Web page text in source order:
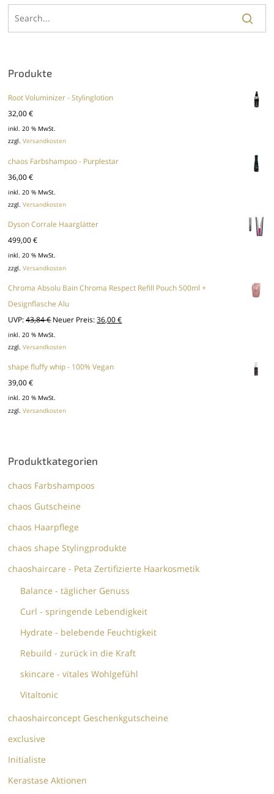
Produkte
Root Voluminizer - Stylinglotion
32,00€
inkl. 20 % MwSt.
zzgl.Versandkosten
chaos Farbshampoo - Purplestar
36,00€
inkl. 20 % MwSt.
zzgl.Versandkosten
Dyson Corrale Haarglätter
499,00€
inkl. 20 % MwSt.
zzgl.Versandkosten
Chroma Absolu Bain Chroma Respect Refill Pouch 500ml +
Designflasche Alu
UVP: 43,84€ Ursprünglicher
Preis
war:
43,84 €
Neuer Preis: 36,00€Aktueller
inkl. 20 % MwSt.
zzgl.Versandkosten
shape fluffy whip - 100% Vegan
39,00€
inkl. 20 % MwSt.
zzgl.Versandkosten
Produktkategorien
chaos Farbshampoos
chaos Gutscheine
chaos Haarpflege
chaos shape Stylingprodukte
chaoshaircare - Peta Zertifizierte Haarkosmetik
Balance - täglicher Genuss
Curl - springende Lebendigkeit
Hydrate - belebende Feuchtigkeit
Rebuild - zurück in die Kraft
skincare - vitales Wohlgefühl
Vitaltonic
chaoshairconcept Geschenkgutscheine
exclusive
Initialiste
Kerastase Aktionen